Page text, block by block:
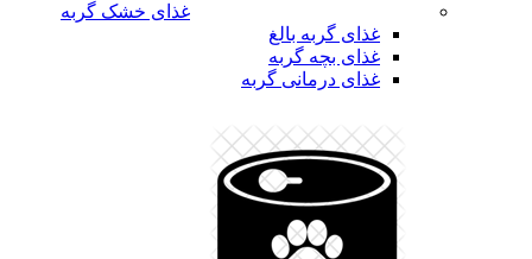
غذای خشک گربه
غذای گربه بالغ
غذای بچه گربه
غذای درمانی گربه